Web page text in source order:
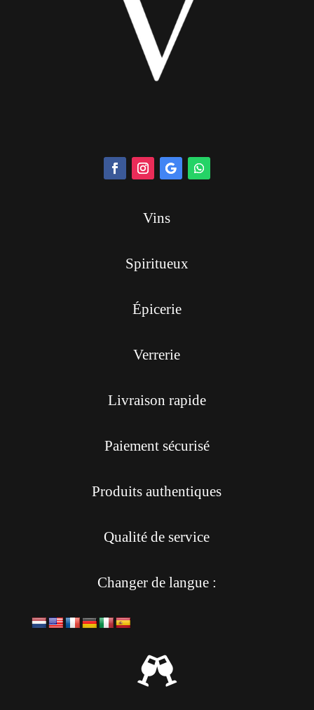
Vins
Spiritueux
Épicerie
Verrerie
Livraison rapide
Paiement sécurisé
Produits authentiques
Qualité de service
Changer de langue :
